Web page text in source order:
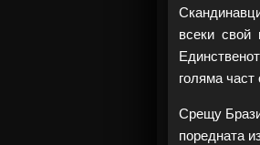
всеки свой
голяма част
Срещу
поредната